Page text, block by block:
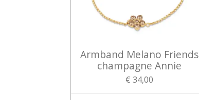
Armband Melano Friends
champagne Annie
€ 34,00